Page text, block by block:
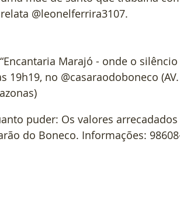
@leonelferrira3107.
Marajó - onde o
19h19, no @casaraodoboneco
puder: Os valores
do Boneco. Informações: